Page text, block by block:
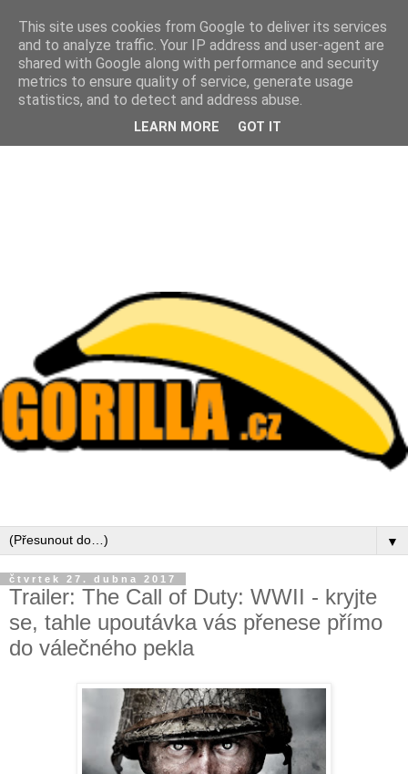
▼
čtvrtek 27. dubna 2017
Trailer: The Call of Duty: WWII - kryjte
se, tahle upoutávka vás přenese přímo
do válečného pekla
This site uses cookies from Google to deliver its services
and to analyze traffic. Your IP address and user-agent are
shared with Google along with performance and security
metrics to ensure quality of service, generate usage
statistics, and to detect and address abuse.
LEARN MORE GOT IT